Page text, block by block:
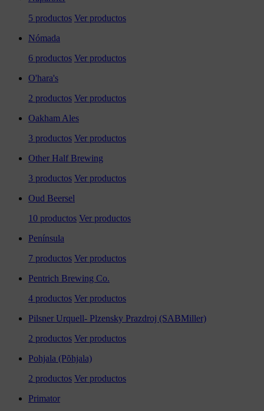
5 productos Ver productos
Nómada
6 productos Ver productos
O'hara's
2 productos Ver productos
Oakham Ales
3 productos Ver productos
Other Half Brewing
3 productos Ver productos
Oud Beersel
10 productos Ver productos
Península
7 productos Ver productos
Pentrich Brewing Co.
4 productos Ver productos
Pilsner Urquell- Plzensky Prazdroj (SABMiller)
2 productos Ver productos
Pohjala (Põhjala)
2 productos Ver productos
Primator